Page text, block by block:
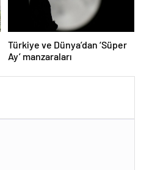
Türkiye ve Dünya’dan ‘Süper
Ay’ manzaraları